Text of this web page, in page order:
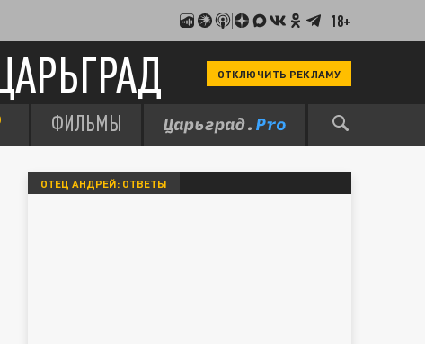
18+
ОТКЛЮЧИТЬ РЕКЛАМУ
ФИЛЬМЫ
ОТЕЦ АНДРЕЙ: ОТВЕТЫ